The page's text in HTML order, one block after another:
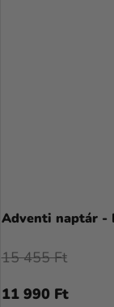
Adventi naptár -
11 990 Ft
15 455 Ft